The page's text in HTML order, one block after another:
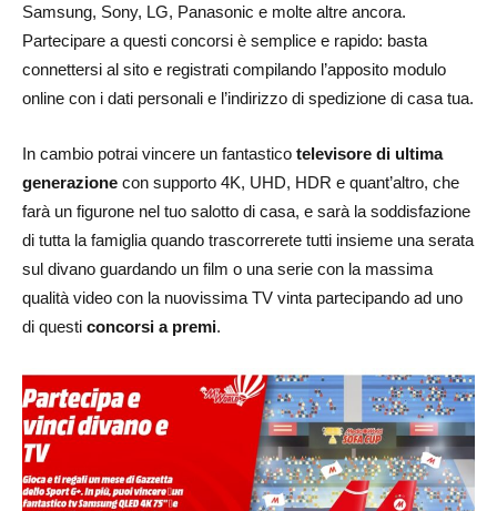
Samsung, Sony, LG, Panasonic e molte altre ancora.
Partecipare a questi concorsi è semplice e rapido: basta
connettersi al sito e registrati compilando l’apposito modulo
online con i dati personali e l’indirizzo di spedizione di casa tua.
In cambio potrai vincere un fantastico televisore di ultima
generazione con supporto 4K, UHD, HDR e quant’altro, che
farà un figurone nel tuo salotto di casa, e sarà la soddisfazione
di tutta la famiglia quando trascorrerete tutti insieme una serata
sul divano guardando un film o una serie con la massima
qualità video con la nuovissima TV vinta partecipando ad uno
di questi concorsi a premi.